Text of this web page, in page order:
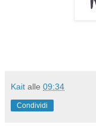
Kait alle 09:34
Condividi